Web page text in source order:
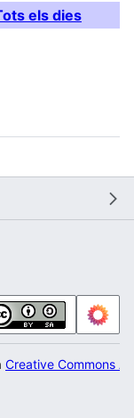
els dies
Creative Commons